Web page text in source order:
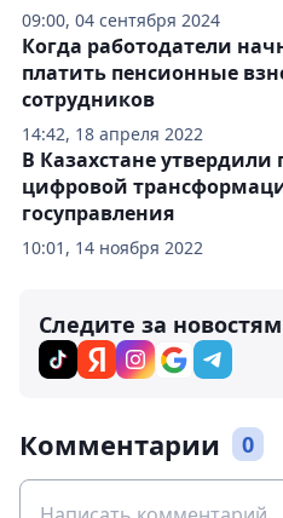
09:00, 04 сентября 2024
14:42, 18 апреля 2022
Когда работодатели
платить пенсионные
сотрудников
10:01, 14 ноября 2022
В Казахстане утвердили
цифровой
госуправления
Следите за
Комментарии 0